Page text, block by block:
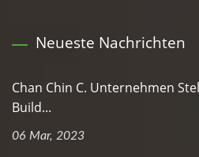
Neueste Nachrichten
Chan Chin C. Unternehmen
Build...
06 Mar, 2023